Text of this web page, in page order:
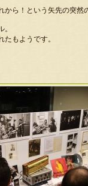
から！という矢先の突然
たもようです。